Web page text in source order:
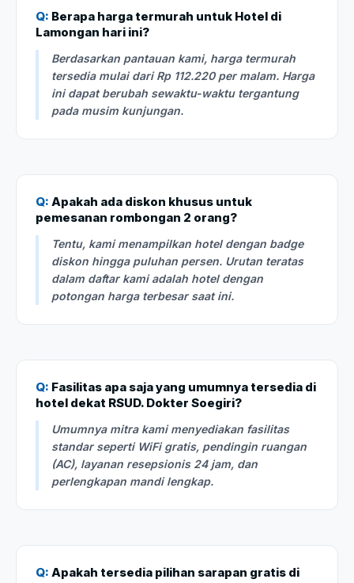
Q: Berapa harga termurah untuk Hotel di
Lamongan hari ini?
Berdasarkan pantauan kami, harga termurah
tersedia mulai dari Rp 112.220 per malam. Harga
ini dapat berubah sewaktu-waktu tergantung
pada musim kunjungan.
Q: Apakah ada diskon khusus untuk
pemesanan rombongan 2 orang?
Tentu, kami menampilkan hotel dengan badge
diskon hingga puluhan persen. Urutan teratas
dalam daftar kami adalah hotel dengan
potongan harga terbesar saat ini.
Q: Fasilitas apa saja yang umumnya tersedia di
hotel dekat RSUD. Dokter Soegiri?
Umumnya mitra kami menyediakan fasilitas
standar seperti WiFi gratis, pendingin ruangan
(AC), layanan resepsionis 24 jam, dan
perlengkapan mandi lengkap.
Q: Apakah tersedia pilihan sarapan gratis di